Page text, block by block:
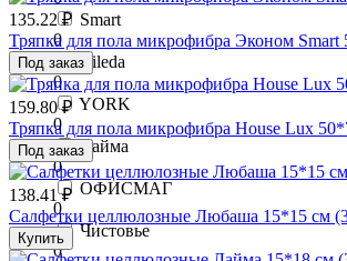
Smart
0
Vileda
0
YORK
0
Лайма
0
ОФИСМАГ
0
Чистовье
0
135.22 ₽
Тряпка для пола микрофибра Эконом Smart
Под заказ
159.80 ₽
Тряпка для пола микрофибра House Lux
Под заказ
138.41 ₽
Салфетки целлюлозные Любаша 15*15 см
Купить